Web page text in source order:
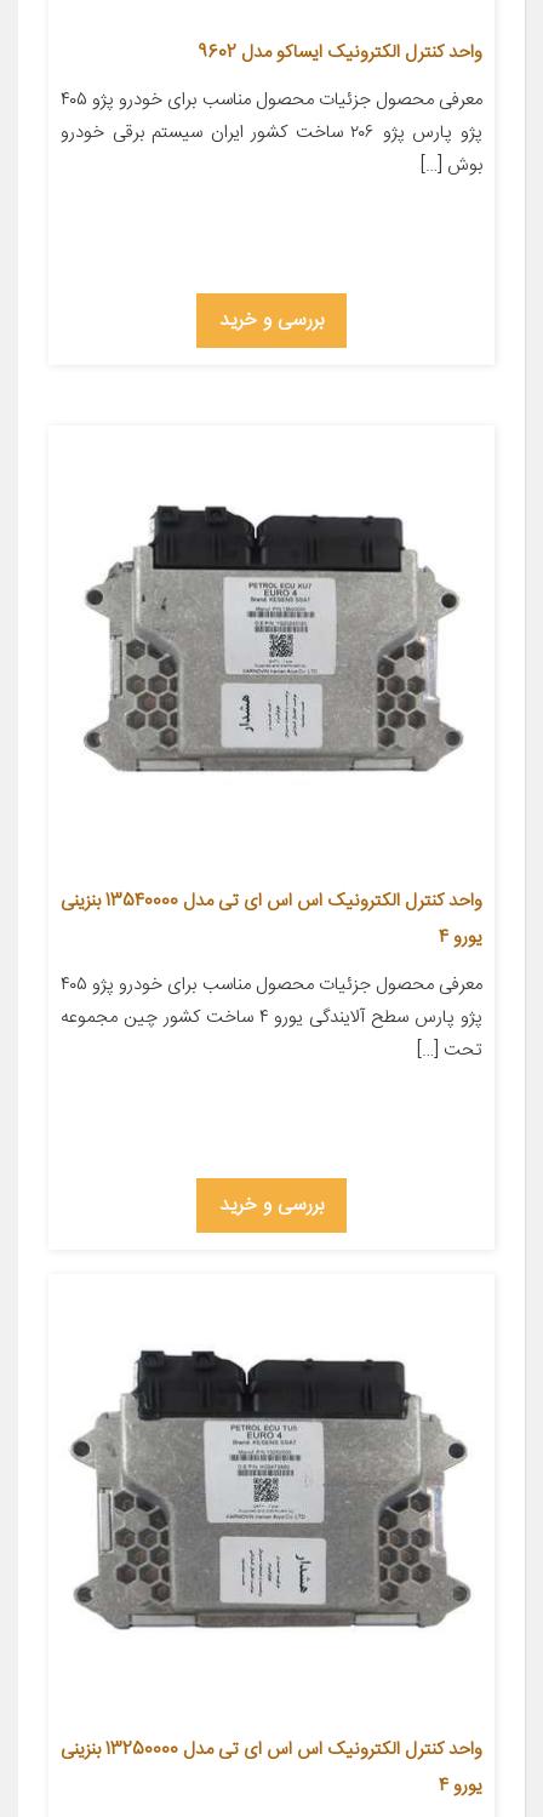
واحد کنترل الکترونیک ایساکو مدل 9602
معرفی محصول جزئیات محصول مناسب برای خودرو پژو ۴۰۵
پژو پارس پژو ۲۰۶ ساخت کشور ایران سیستم برقی خودرو
بوش […]
بررسی و خرید
واحد کنترل الکترونیک اس اس ای تی مدل 13540000 بنزینی
یورو 4
معرفی محصول جزئیات محصول مناسب برای خودرو پژو ۴۰۵
پژو پارس سطح آلایندگی یورو ۴ ساخت کشور چین مجموعه
تحت […]
بررسی و خرید
واحد کنترل الکترونیک اس اس ای تی مدل 13250000 بنزینی
یورو 4